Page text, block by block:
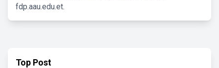
fdp.aau.edu.et.
Top Post